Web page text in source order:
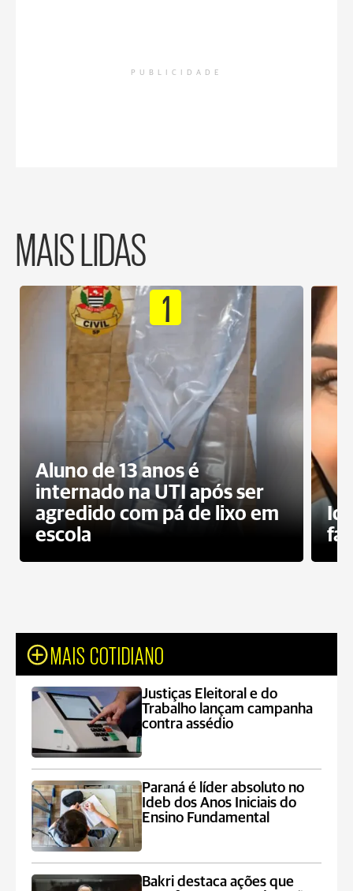
PUBLICIDADE
MAIS LIDAS
1
Aluno de 13 anos é
internado na UTI após ser
agredido com pá de lixo em
escola
MAIS COTIDIANO
Justiças Eleitoral e do
Trabalho lançam campanha
contra assédio
Paraná é líder absoluto no
Ideb dos Anos Iniciais do
Ensino Fundamental
Bakri destaca ações que